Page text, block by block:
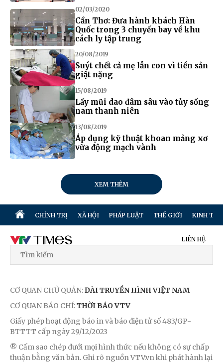
02/03/2020
Cần Thơ: Đưa hành khách Hàn
Quốc trong 3 chuyến bay về khu
cách ly tập trung
20/08/2019
Suýt chết cả mẹ lẫn con vì tiền sản
giật nặng
15/08/2019
Lấy mũi dao đâm sâu vào tủy sống
nam thanh niên
13/08/2019
Áp dụng kỹ thuật khoan mảng xơ
vữa động mạch vành
XEM THÊM
CHÍNH TRỊ XÃ HỘI PHÁP LUẬT THẾ GIỚI KINH TẾ
LIÊN HỆ
CƠ QUAN CHỦ QUẢN:ĐÀI TRUYỀN HÌNH VIỆT NAM
CƠ QUAN BÁO CHÍ:THỜI BÁO VTV
Giấy phép hoạt động báo in và báo điện tử số 483/GP-
BTTTT cấp ngày 29/12/2023
® Cấm sao chép dưới mọi hình thức nếu không có sự chấp
thuận bằng văn bản. Ghi rõ nguồn VTV.vn khi phát hành lại